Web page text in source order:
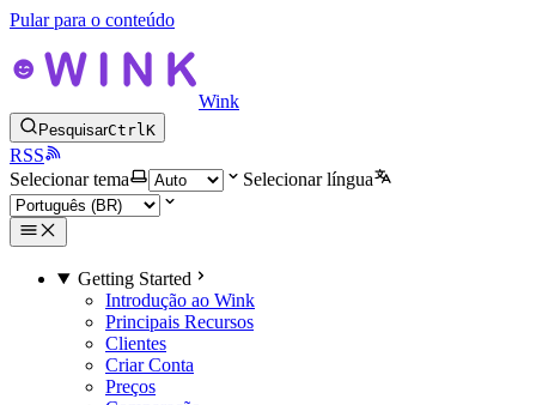
Pular para o conteúdo
Wink
PesquisarCtrlK
RSS
Selecionar tema
Selecionar língua
Getting Started
Introdução ao Wink
Principais Recursos
Clientes
Criar Conta
Preços